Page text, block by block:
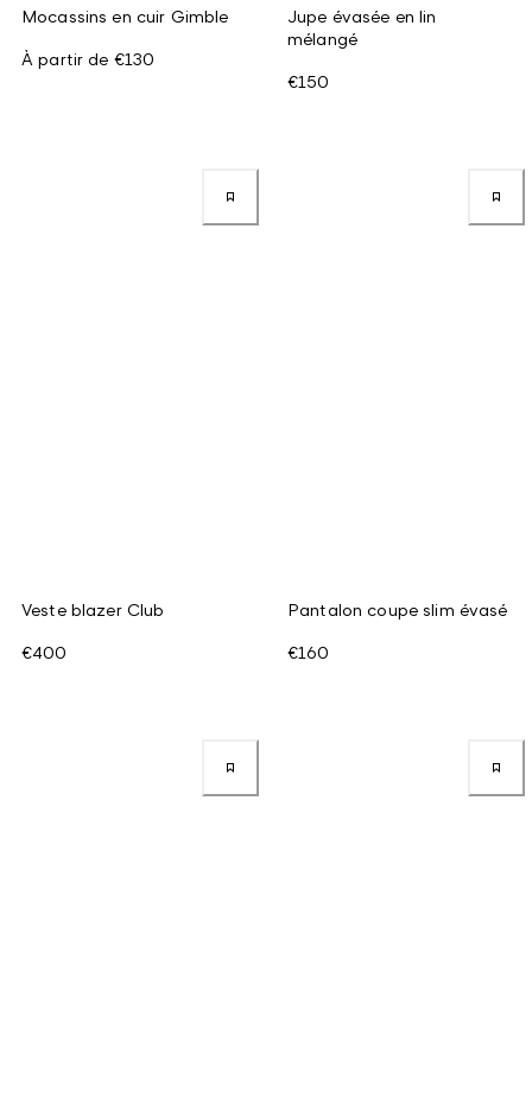
Mocassins en cuir Gimble
À partir de €130
Jupe évasée en lin
mélangé
€150
Veste blazer Club
€400
Pantalon coupe slim évasé
€160